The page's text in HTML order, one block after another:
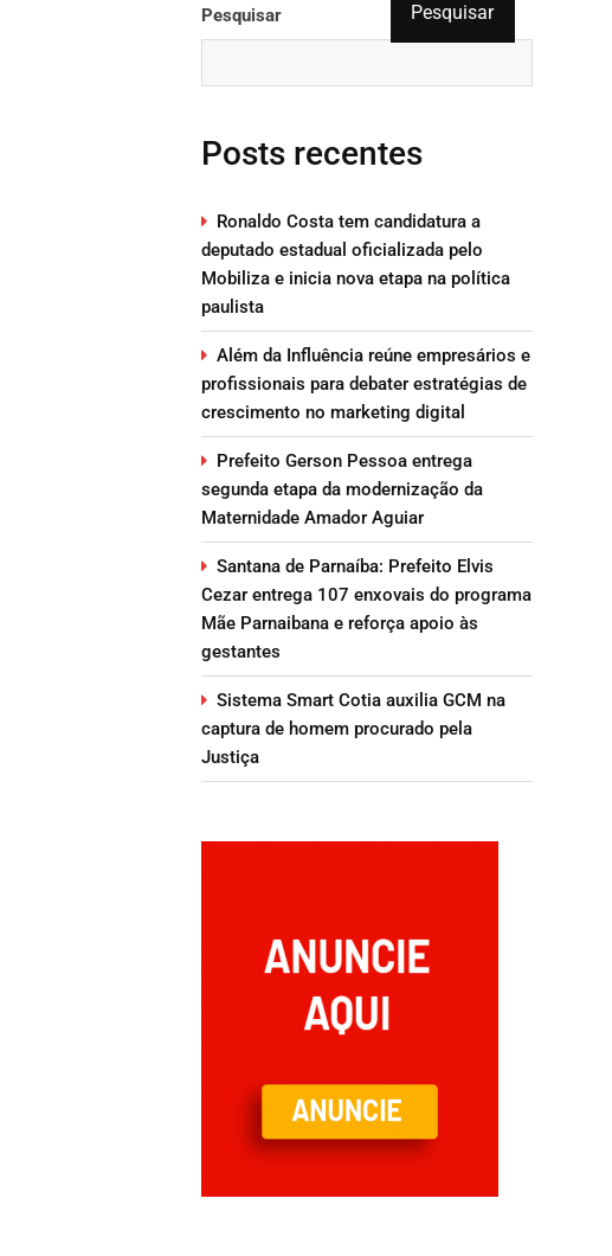
Pesquisar Pesquisar
Posts recentes
Ronaldo Costa tem candidatura a
deputado estadual oficializada pelo
Mobiliza e inicia nova etapa na política
paulista
Além da Influência reúne empresários e
profissionais para debater estratégias de
crescimento no marketing digital
Prefeito Gerson Pessoa entrega
segunda etapa da modernização da
Maternidade Amador Aguiar
Santana de Parnaíba: Prefeito Elvis
Cezar entrega 107 enxovais do programa
Mãe Parnaibana e reforça apoio às
gestantes
Sistema Smart Cotia auxilia GCM na
captura de homem procurado pela
Justiça